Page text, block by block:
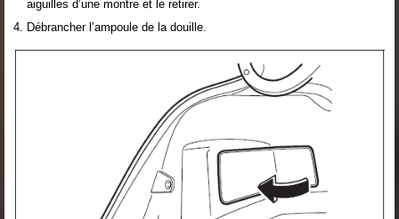
aiguilles d’une montre et le retirer.
Débrancher l’ampoule de la douille.